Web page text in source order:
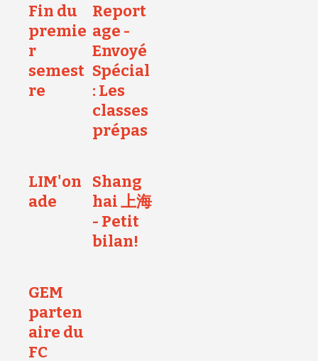
Fin du
premie
r
semest
re
Report
age -
Envoyé
Spécial
: Les
classes
prépas
LIM'on
ade
Shang
hai 上海
- Petit
bilan!
GEM
parten
aire du
FC